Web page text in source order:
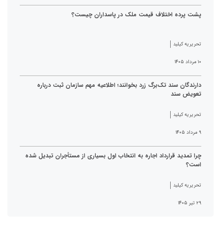
پشت پرده اختلاف قیمت ملک در پاسداران چیست؟
تحریریه کیلید
۱۰ مرداد ۱۴۰۵
دارندگان سند تک‌برگ زرد بخوانند؛ اطلاعیه مهم سازمان ثبت درباره
تعویض سند
تحریریه کیلید
۹ مرداد ۱۴۰۵
چرا تمدید قرارداد اجاره به انتخاب اول بسیاری از مستأجران تبدیل شده
است؟
تحریریه کیلید
۲۹ تیر ۱۴۰۵